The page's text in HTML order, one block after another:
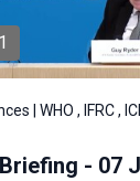
1
| WHO , IFRC ,
- 07